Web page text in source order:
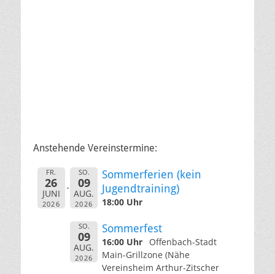
Anstehende Vereinstermine:
FR.
26
JUNI
2026
SO.
09
AUG.
2026
Sommerferien (kein
Jugendtraining)
18:00 Uhr
SO.
09
AUG.
2026
Sommerfest
16:00 Uhr
Offenbach-Stadt
Main-Grillzone (Nähe
Vereinsheim Arthur-Zitscher